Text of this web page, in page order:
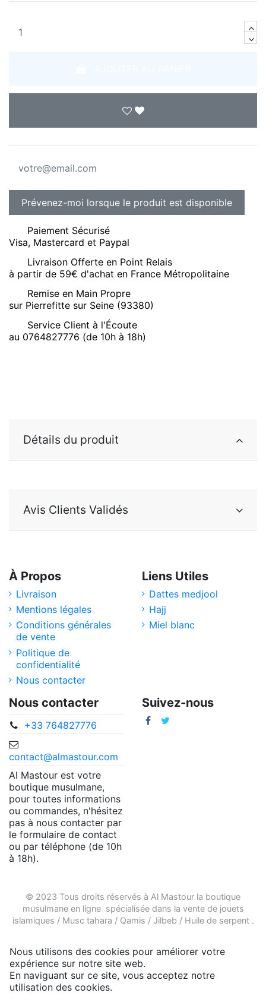
Paiement Sécurisé
Visa, Mastercard et Paypal
Livraison Offerte en Point Relais
à partir de 59€ d'achat en France Métropolitaine
Remise en Main Propre
sur Pierrefitte sur Seine (93380)
Service Client à l'Écoute
au 0764827776 (de 10h à 18h)
Détails du produit
Avis Clients Validés
À Propos
Livraison
Mentions légales
Conditions générales
de vente
Politique de
confidentialité
Nous contacter
Liens Utiles
Dattes medjool
Hajj
Miel blanc
Nous contacter
+33 764827776
contact@almastour.com
Al Mastour est votre
boutique musulmane,
pour toutes informations
ou commandes, n'hésitez
pas à nous contacter par
le formulaire de contact
ou par téléphone (de 10h
à 18h).
Suivez-nous
© 2023 Tous droits réservés à Al Mastour la boutique
musulmane en lignespécialisée dans la vente de jouets
islamiques / Musc tahara / Qamis / Jilbeb / Huile de serpent.
Nous utilisons des cookies pour améliorer votre
expérience sur notre site web.
En naviguant sur ce site, vous acceptez notre
utilisation des cookies.